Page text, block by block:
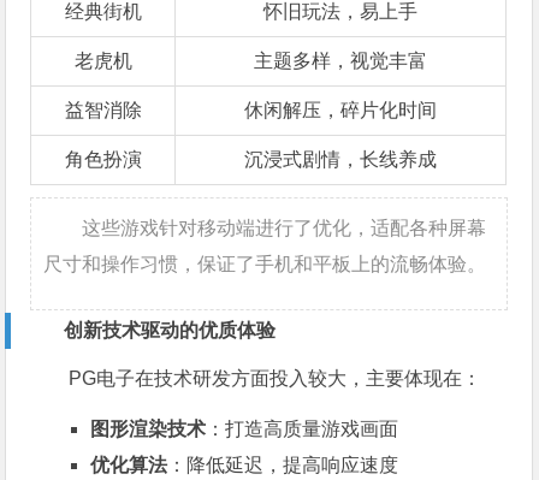
经典街机 怀旧玩法，易上手
老虎机 主题多样，视觉丰富
益智消除 休闲解压，碎片化时间
角色扮演 沉浸式剧情，长线养成
这些游戏针对移动端进行了优化，适配各种屏幕
尺寸和操作习惯，保证了手机和平板上的流畅体验。
创新技术驱动的优质体验
PG电子在技术研发方面投入较大，主要体现在：
图形渲染技术 ：打造高质量游戏画面
优化算法：降低延迟，提高响应速度